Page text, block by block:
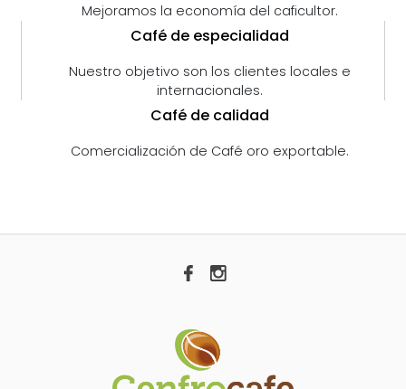
Mejoramos la economía del caficultor.
Café de especialidad
Nuestro objetivo son los clientes locales e
internacionales.
Café de calidad
Comercialización de Café oro exportable.